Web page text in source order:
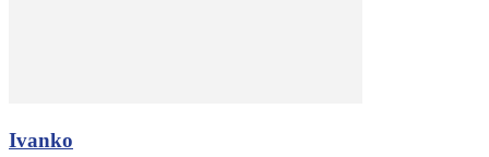
Ivanko